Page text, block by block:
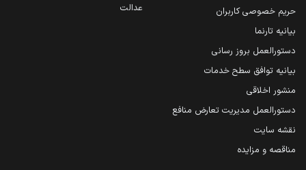
حریم خصوصی کاربران
بیانیه تارنما
دستورالعمل بروز رسانی
بیانیه توافق سطح خدمات
منشور اخلاقی
دستورالعمل مدیریت تعارض منافع
نقشه سایت
مناقصه و مزایده
عدالت